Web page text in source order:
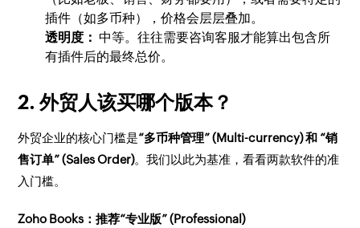
插件（如多币种），价格会层层叠加。
透明度：中等。往往需要咨询客服才能算出包含所
有插件后的最终总价。
2. 外贸人该买哪个版本？
外贸企业的核心门槛是“多币种管理” (Multi-currency) 和 “销
售订单” (Sales Order)。我们以此为基准，看看两款软件的准
入门槛。
Zoho Books：推荐“专业版” (Professional)